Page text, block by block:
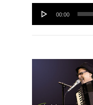
Audio
Player
00:00